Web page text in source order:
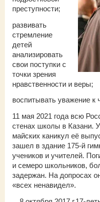
преступности;
развивать
стремление
детей
анализировать
свои поступки с
точки зрения
нравственности и веры;
воспитывать уважение
11 мая 2021 года всю
стенах школы в Казани.
майских каникул её
зашел в здание 175-й
учеников и учителей.
и семеро школьников,
задержан. На допросах
«всех ненавидел».